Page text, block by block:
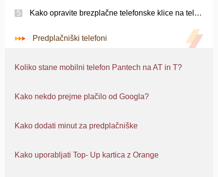
Kako opravite brezplačne telefonske klice na telefonski govorilnici?
Predplačniški telefoni
Koliko stane mobilni telefon Pantech na AT in T?
Kako nekdo prejme plačilo od Googla?
Kako dodati minut za predplačniške
Kako uporabljati Top- Up kartica z Orange